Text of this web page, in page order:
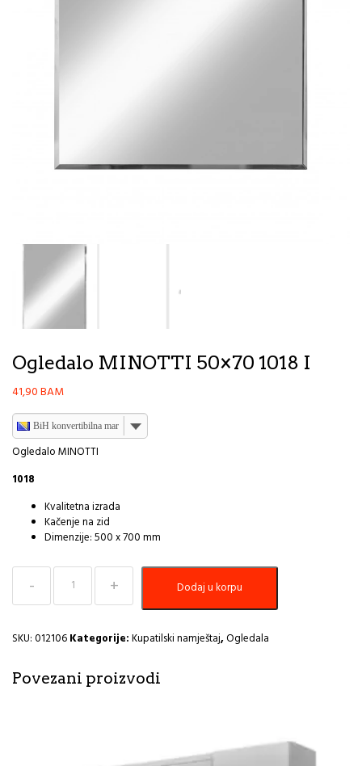
Ogledalo MINOTTI 50×70 1018 I
41,90BAM
BiH konvertibilna marka
Ogledalo MINOTTI
1018
Kvalitetna izrada
Kačenje na zid
Dimenzije: 500 x 700 mm
Ogledalo
MINOTTI
50x70
I
Dodaj u korpu
SKU:012106Kategorije:Kupatilski namještaj,Ogledala
Povezani proizvodi